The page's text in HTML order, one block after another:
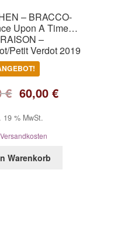
– BRACCO-
Upon A Time…
–
Petit Verdot 2019
€ 60,00€
19 % MwSt.
Versandkosten
Warenkorb